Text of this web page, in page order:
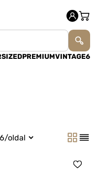
PREMIUMVINTAGE60